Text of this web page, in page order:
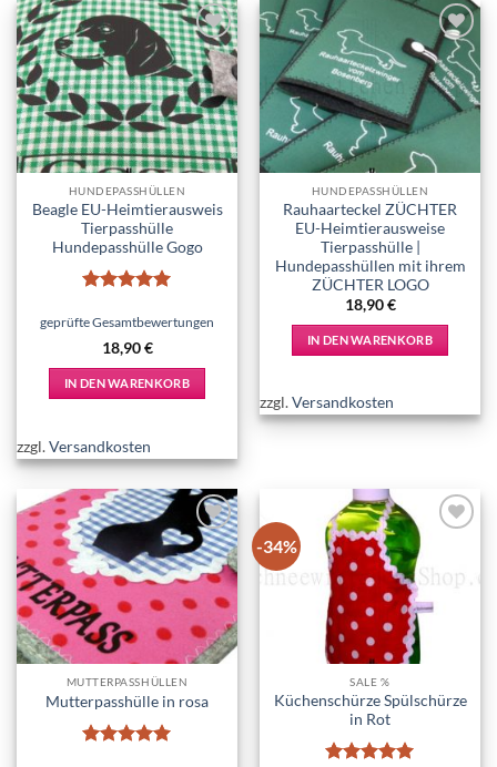
Varianten
auf.
Die
Optionen
können
auf
der
Produktseite
gewählt
werden
Add to
wishlist
HUNDEPASSHÜLLEN
Beagle EU-Heimtierausweis
Tierpasshülle
Hundepasshülle Gogo
mit5von
geprüfte Gesamtbewertungen
18,90€
IN DEN WARENKORB
zzgl.Versandkosten
Add to
wishlist
HUNDEPASSHÜLLEN
Rauhaarteckel ZÜCHTER
EU-Heimtierausweise
Tierpasshülle |
Hundepasshüllen mit ihrem
ZÜCHTER LOGO
18,90€
IN DEN WARENKORB
zzgl.Versandkosten
Add to
wishlist
MUTTERPASSHÜLLEN
Mutterpasshülle in rosa
-34%
SALE %
Küchenschürze Spülschürze
in Rot